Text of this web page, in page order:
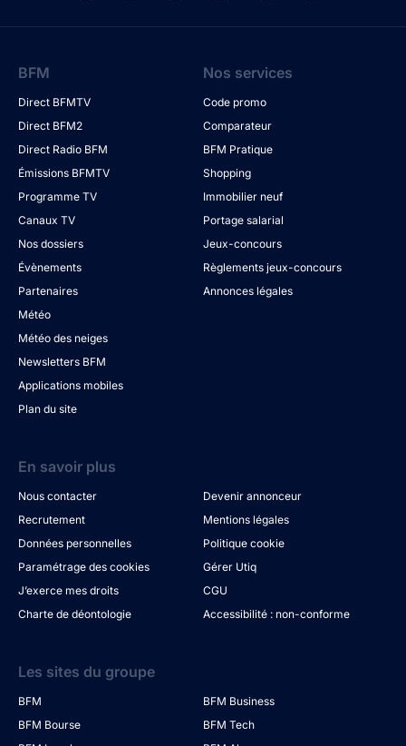
BFM
Direct BFMTV
Direct BFM2
Direct Radio BFM
Émissions BFMTV
Programme TV
Canaux TV
Nos dossiers
Évènements
Partenaires
Météo
Météo des neiges
Newsletters BFM
Applications mobiles
Plan du site
Nos services
Code promo
Comparateur
BFM Pratique
Shopping
Immobilier neuf
Portage salarial
Jeux-concours
Règlements jeux-concours
Annonces légales
En savoir plus
Nous contacter
Devenir annonceur
Recrutement
Mentions légales
Données personnelles
Politique cookie
Paramétrage des cookies
Gérer Utiq
J’exerce mes droits
CGU
Charte de déontologie
Accessibilité : non-conforme
Les sites du groupe
BFM
BFM Business
BFM Bourse
BFM Tech